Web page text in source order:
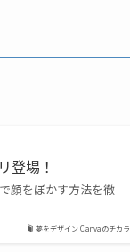
夢をデザイン Canvaのチカラ
登場！
顔をぼかす方法を徹